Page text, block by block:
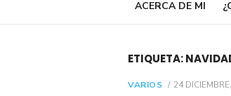
ACERCA DE MI
ETIQUETA:
VARIOS
POSTED
24